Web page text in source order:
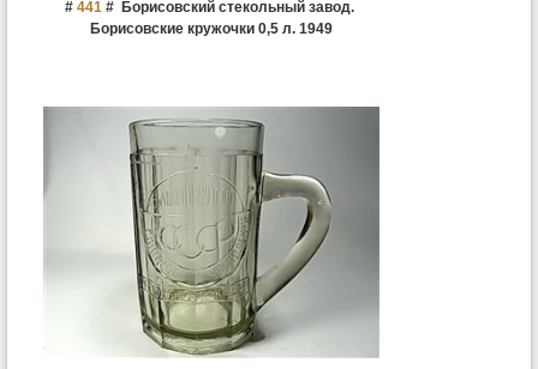
# 441 # Борисовский стекольный завод.
Борисовские кружочки 0,5 л. 1949